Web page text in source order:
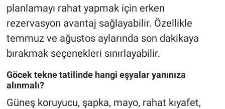
planlamayı rahat yapmak için erken
rezervasyon avantaj sağlayabilir. Özellikle
temmuz ve ağustos aylarında son dakikaya
bırakmak seçenekleri sınırlayabilir.
Göcek tekne tatilinde hangi eşyalar yanınıza
alınmalı?
Güneş koruyucu, şapka, mayo, rahat kıyafet,